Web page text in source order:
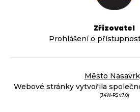
Zřizovatel
Prohlášení o
Město
Webové stránky vytvořila
(J4W-RS v7.0)